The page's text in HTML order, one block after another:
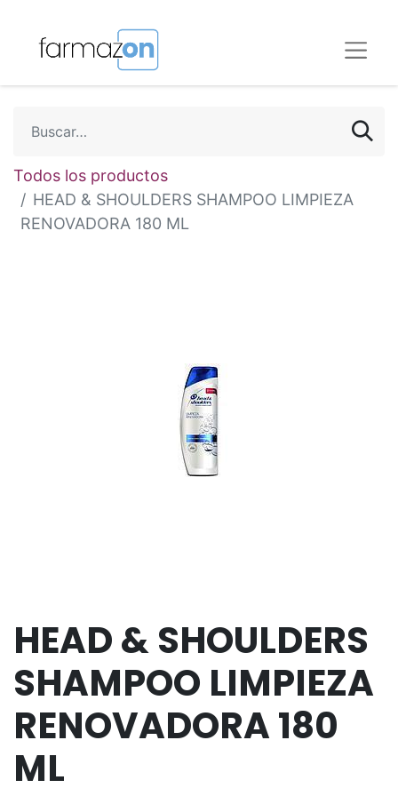
Todos los productos
HEAD & SHOULDERS SHAMPOO LIMPIEZA
RENOVADORA 180 ML
HEAD & SHOULDERS
SHAMPOO LIMPIEZA
RENOVADORA 180
ML